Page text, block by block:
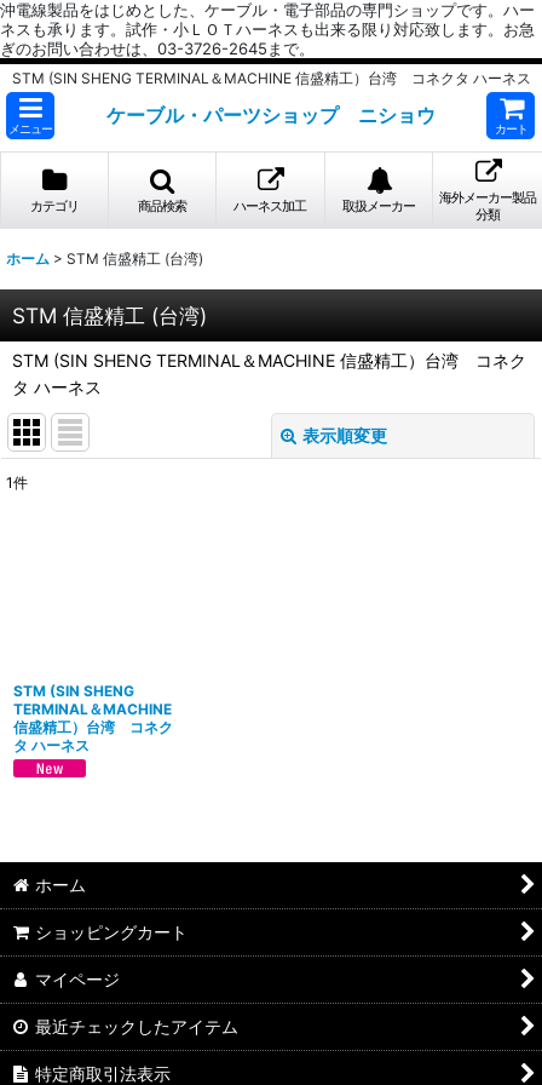
沖電線製品をはじめとした、ケーブル・電子部品の専門ショップです。ハー
ネスも承ります。試作・小ＬＯＴハーネスも出来る限り対応致します。お急
ぎのお問い合わせは、03-3726-2645まで。
STM (SIN SHENG TERMINAL＆MACHINE 信盛精工）台湾 コネクタ ハーネス
メニュー
ケーブル・パーツショップ ニショウ
カート
カテゴリ 商品検索 ハーネス加工 取扱メーカー
海外メーカー製品
分類
ホーム > STM 信盛精工 (台湾)
STM 信盛精工 (台湾)
STM (SIN SHENG TERMINAL＆MACHINE 信盛精工）台湾 コネク
タ ハーネス
表示順変更
1件
STM (SIN SHENG
TERMINAL＆MACHINE
信盛精工）台湾 コネク
タ ハーネス
ホーム
ショッピングカート
マイページ
最近チェックしたアイテム
特定商取引法表示